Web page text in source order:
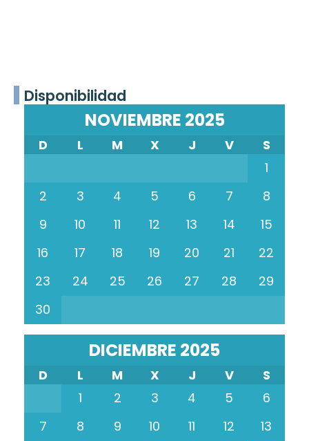
Disponibilidad
NOVIEMBRE 2025
D L M X J V
S
1
2
3 4 5 6 7
8
9
10 11 12 13 14
15
16
17 18 19 20 21
22
23
24 25 26 27 28
29
30
DICIEMBRE 2025
D L M X J V
S
1
2 3 4 5
6
7
8 9 10 11 12
13